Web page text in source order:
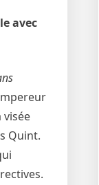
avec
visée
Quint.